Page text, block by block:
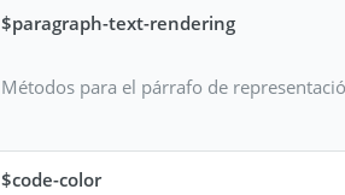
$paragraph-text-rendering
Métodos para el párrafo de
$code-color